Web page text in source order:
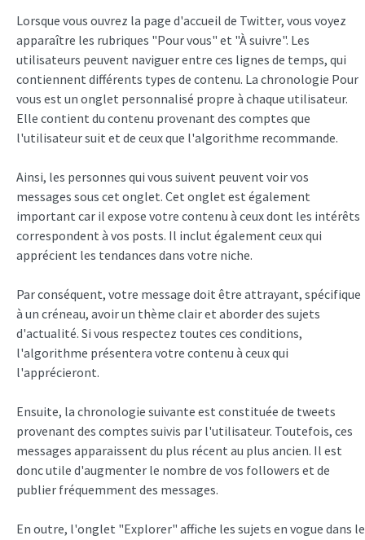
Lorsque vous ouvrez la page d'accueil de Twitter, vous voyez
apparaître les rubriques "Pour vous" et "À suivre". Les
utilisateurs peuvent naviguer entre ces lignes de temps, qui
contiennent différents types de contenu. La chronologie Pour
vous est un onglet personnalisé propre à chaque utilisateur.
Elle contient du contenu provenant des comptes que
l'utilisateur suit et de ceux que l'algorithme recommande.
Ainsi, les personnes qui vous suivent peuvent voir vos
messages sous cet onglet. Cet onglet est également
important car il expose votre contenu à ceux dont les intérêts
correspondent à vos posts. Il inclut également ceux qui
apprécient les tendances dans votre niche.
Par conséquent, votre message doit être attrayant, spécifique
à un créneau, avoir un thème clair et aborder des sujets
d'actualité. Si vous respectez toutes ces conditions,
l'algorithme présentera votre contenu à ceux qui
l'apprécieront.
Ensuite, la chronologie suivante est constituée de tweets
provenant des comptes suivis par l'utilisateur. Toutefois, ces
messages apparaissent du plus récent au plus ancien. Il est
donc utile d'augmenter le nombre de vos followers et de
publier fréquemment des messages.
En outre, l'onglet "Explorer" affiche les sujets en vogue dans le